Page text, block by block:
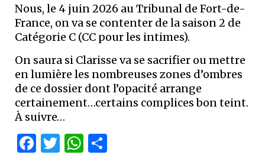
Nous, le 4 juin 2026 au Tribunal de Fort-de-
France, on va se contenter de la saison 2 de
Catégorie C (CC pour les intimes).
On saura si Clarisse va se sacrifier ou mettre
en lumière les nombreuses zones d’ombres
de ce dossier dont l’opacité arrange
certainement…certains complices bon teint.
À suivre…
Facebook
Twitter
WhatsApp